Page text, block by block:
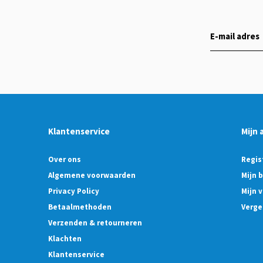
Klantenservice
Over ons
Algemene voorwaarden
Privacy Policy
Betaalmethoden
Verzenden & retourneren
Klachten
Klantenservice
Mijn
Mijn
Mijn